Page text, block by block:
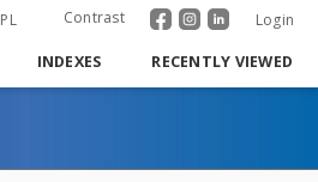
PL Contrast Login
INDEXES RECENTLY VIEWED